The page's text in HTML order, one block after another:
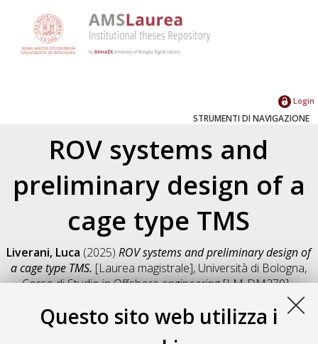
Questo sito web utilizza i
Login
STRUMENTI DI NAVIGAZIONE
ROV systems and
preliminary design of a
cage type TMS
Liverani, Luca (2025)ROV systems and preliminary design of
a cage type TMS. [Laurea magistrale], Università di Bologna,
Corso di Studio inOffshore engineering [LM-DM270] -
Salva citazione
Condividi
Il full-text non è disponibile per scelta dell'autore. (